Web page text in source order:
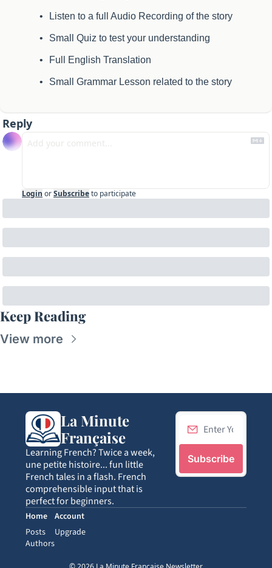
Listen to a full Audio Recording of the story
Small Quiz to test your understanding
Full English Translation
Small Grammar Lesson related to the story
Reply
Login orSubscribeto participate
Keep Reading
View more
La Minute
Française
Learning French? Twice a week,
une petite histoire... fun little
French tales in a flash. French
comprehensible input that is
perfect for beginners.
Subscribe
Home
Posts
Authors
Account
Upgrade